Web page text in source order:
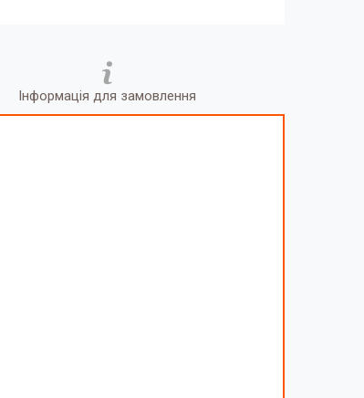
Інформація для замовлення